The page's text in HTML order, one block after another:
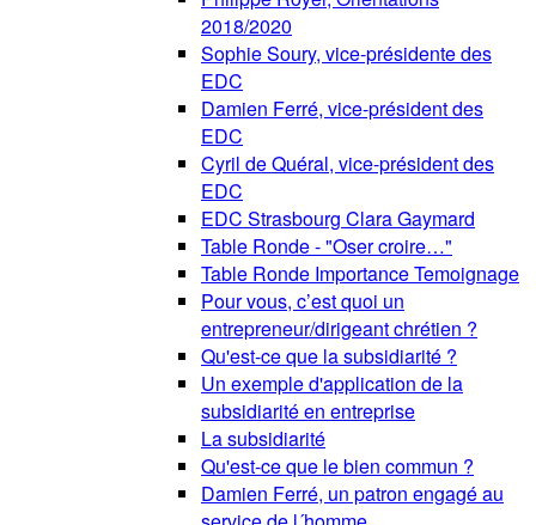
2018/2020
Sophie Soury, vice-présidente des
EDC
Damien Ferré, vice-président des
EDC
Cyril de Quéral, vice-président des
EDC
EDC Strasbourg Clara Gaymard
Table Ronde - "Oser croire…"
Table Ronde Importance Temoignage
Pour vous, c’est quoi un
entrepreneur/dirigeant chrétien ?
Qu'est-ce que la subsidiarité ?
Un exemple d'application de la
subsidiarité en entreprise
La subsidiarité
Qu'est-ce que le bien commun ?
Damien Ferré, un patron engagé au